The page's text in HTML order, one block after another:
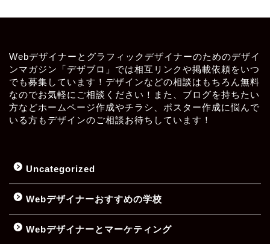
Webデザイナーとグラフィックデザイナーのためのデザイ
ンマガジン「デザブロ」では相互リンクや掲載依頼をいつ
でも募集しています！デザインなどの相談はもちろん無料
なのでお気軽にご相談ください！また、ブログを持ちたい
方などホームページ作成やチラシ、ポスター作成に悩んで
いる方もデザインのご相談お待ちしています！
Uncategorized
Webデザイナーおすすめの学校
Webデザイナーとマーケティング